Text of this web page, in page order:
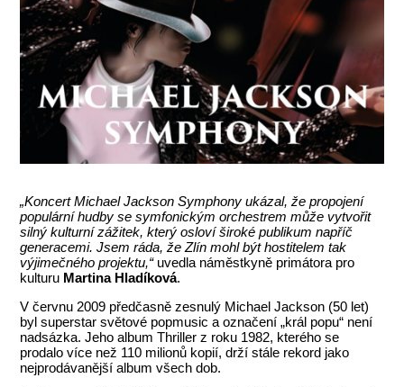
„Koncert Michael Jackson Symphony ukázal, že propojení
populární hudby se symfonickým orchestrem může vytvořit
silný kulturní zážitek, který osloví široké publikum napříč
generacemi. Jsem ráda, že Zlín mohl být hostitelem tak
výjimečného projektu,“ uvedla náměstkyně primátora pro
kulturu Martina Hladíková.
V červnu 2009 předčasně zesnulý Michael Jackson (50 let)
byl superstar světové popmusic a označení „král popu“ není
nadsázka. Jeho album Thriller z roku 1982, kterého se
prodalo více než 110 milionů kopií, drží stále rekord jako
nejprodávanější album všech dob.